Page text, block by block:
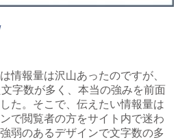
情報量は沢山あったのですが、
字数が多く、本当の強みを前面
た。そこで、伝えたい情報量は
で閲覧者の方をサイト内で迷わ
弱のあるデザインで文字数の多